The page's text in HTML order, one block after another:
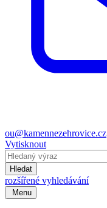
ou@kamennezehrovice.cz
Vytisknout
Hledat
rozšířené vyhledávání
Menu